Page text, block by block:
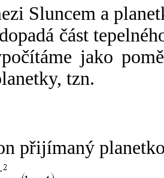
Sluncem a
část
jako
tzn.
přijímaný